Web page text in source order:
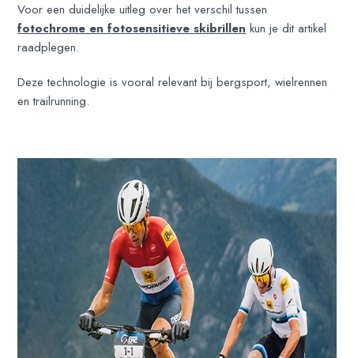
Voor een duidelijke uitleg over het verschil tussen
fotochrome en fotosensitieve skibrillen kun je dit artikel
raadplegen.
Deze technologie is vooral relevant bij bergsport, wielrennen
en trailrunning.